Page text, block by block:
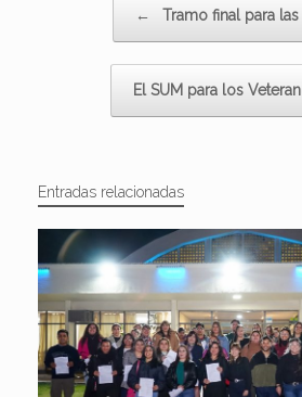
← Tramo final para
El SUM para los
Entradas relacionadas